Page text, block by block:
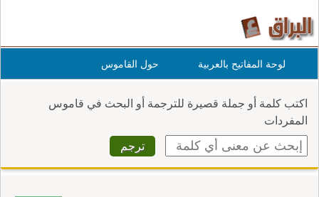
لوحة المفاتيح بالعربية حول القاموس
اكتب كلمة أو جملة قصيرة للترجمة أو البحث في قاموس
المفردات